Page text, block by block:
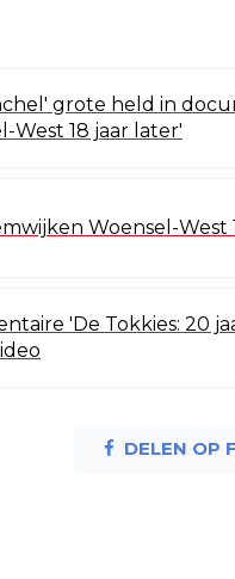
grote held in
West 18 jaar later'
Woensel-West
'De Tokkies: 20
DELEN OP